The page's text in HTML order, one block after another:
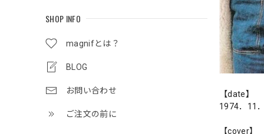
SHOP INFO
magnifとは？
BLOG
お問い合わせ
ご注文の前に
【date】
1974．11
【cover】